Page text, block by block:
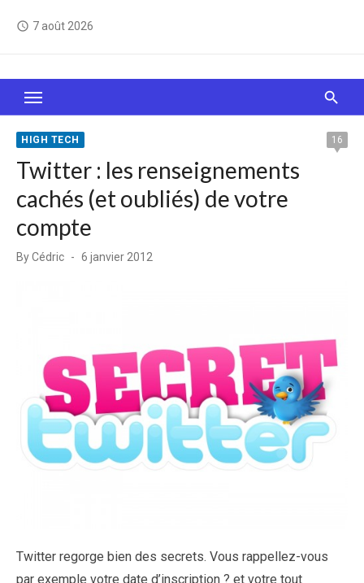
access_time 7 août 2026
Le Web, c'est comme une boîte de chocolats… On
sait jamais sur quoi on va tomber !
HIGH TECH 16
Twitter : les renseignements
cachés (et oubliés) de votre
compte
ByCédric
Posted
6 janvier 2012
Twitter regorge bien des secrets. Vous rappellez-vous
par exemple votre date d’inscription ? et votre tout